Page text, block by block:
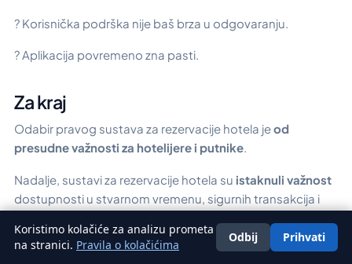
? Korisnička podrška nije baš brza u odgovaranju.
? Aplikacija povremeno zna pasti.
Za kraj
Odabir pravog sustava za rezervacije hotela jeod
presudne važnosti za hotelijere i putnike.
Nadalje, sustavi za rezervacije hotela su istaknuli važnost
dostupnosti u stvarnom vremenu, sigurnih transakcija i
Svaki od navedenih HBE sustava nudi snažne značajke
Koristimo kolačiće za analizu prometa
na stranici. Pravila o kolačićima
Odbij Prihvati
Hrvatski